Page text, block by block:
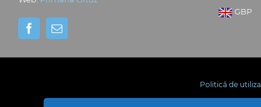
GBP
Politică de